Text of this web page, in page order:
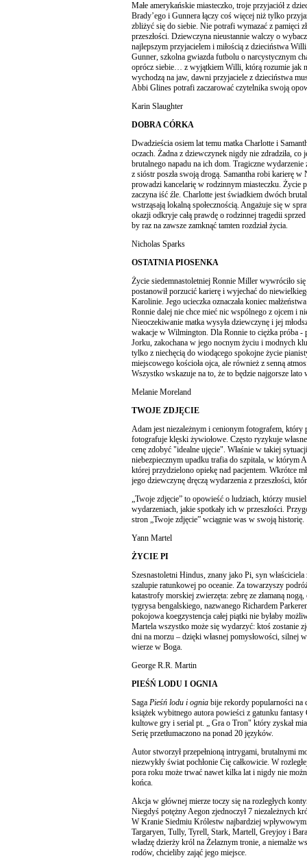
Małe amerykańskie miasteczko, troje przyjaciół z
Brady’ego i Gunnera łączy coś więcej niż tylko
zbliżyć się do siebie. Nie potrafi wymazać z pamięci
przeszłości. Dziewczyna nieustannie walczy o
najlepszym przyjacielem i miłością z dzieciństwa
Gunner, szkolna gwiazda futbolu o narcystycznym
oprócz siebie… z wyjątkiem Willi, którą rozumie jak
wychodzą na jaw, dawni przyjaciele z dzieciństwa
Abbi Glines potrafi zaczarować czytelnika swoją
Karin Slaughter
DOBRA CÓRKA
Dwadzieścia osiem lat temu matka Charlotte i
oczach. Żadna z dziewczynek nigdy nie zdradziła, co
brutalnego napadu na ich dom. Tragiczne wydarzenie
z sióstr poszła swoją drogą. Samantha robi karierę
prowadzi kancelarię w rodzinnym miasteczku. Życie
zaczyna iść źle. Charlotte jest świadkiem dwóch
wstrząsają lokalną społecznością. Angażuje się w
okazji odkryje całą prawdę o rodzinnej tragedii
by raz na zawsze zamknąć tamten rozdział życia.
Nicholas Sparks
OSTATNIA PIOSENKA
Życie siedemnastoletniej Ronnie Miller wywróciło
postanowił porzucić karierę i wyjechać do
Karolinie. Jego ucieczka oznaczała koniec
Ronnie dalej nie chce mieć nic wspólnego z ojcem i
Nieoczekiwanie matka wysyła dziewczynę i jej
wakacje w Wilmington. Dla Ronnie to ciężka próba -
Jorku, zakochana w jego nocnym życiu i modnych
tylko z niechęcią do wiodącego spokojne życie
miejscowego kościoła ojca, ale również z senną
Wszystko wskazuje na to, że to będzie najgorsze lato
Melanie Moreland
TWOJE ZDJĘCIE
Adam jest niezależnym i cenionym fotografem, który
fotografuje klęski żywiołowe. Często ryzykuje
cenę zdobyć "idealne ujęcie". Właśnie w takiej
niebezpiecznym upadku trafia do szpitala, w którym
której przydzielono opiekę nad pacjentem. Wkrótce
jego dziewczynę dręczą wydarzenia z przeszłości,
„Twoje zdjęcie” to opowieść o ludziach, którzy
wydarzeniach, jakie spotkały ich w przeszłości.
stron „Twoje zdjęcie” wciągnie was w swoją historię.
Yann Martel
ŻYCIE PI
Szesnastoletni Hindus, znany jako Pi, syn
szalupie ratunkowej po oceanie. Za towarzyszy
katastrofy morskiej zwierzęta: zebrę ze złamaną
tygrysa bengalskiego, nazwanego Richardem
pokojowa koegzystencja całej piątki nie byłaby
Martela wszystko może się wydarzyć: ktoś zostanie
dni na morzu – dzięki własnej pomysłowości, silnej
wierze w Boga.
George R.R. Martin
PIEŚŃ LODU I OGNIA
Saga Pieśń lodu i ognia bije rekordy popularności na
książek wybitnego autora powieści z gatunku fantasy
kultowe gry i serial pt. „ Gra o Tron" który zyskał
Serię przetłumaczono na ponad 20 języków.
Autor stworzył przepełnioną intrygami, brutalnymi
niezwykły świat pochłonie Cię całkowicie. W
pora roku może trwać nawet kilka lat i nigdy nie
końca.
Akcja w głównej mierze toczy się na rozległych
Niegdyś potężny Aegon zjednoczył 7 niezależnych
W Kranie Siedmiu Królestw najbardziej
Targaryen, Tully, Tyrell, Stark, Martell, Greyjoy i
władzę dzierży król na Żelaznym tronie, a niemalże
rodów, chcieliby zająć jego miejsce.